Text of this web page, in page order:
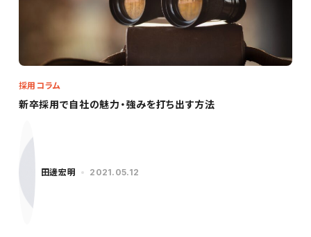
新卒採用で自社の魅力・強みを打ち出す方法
採用コラム
田邊宏明 2021.05.12